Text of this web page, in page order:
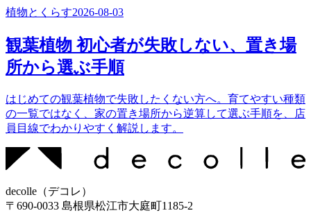
植物とくらす2026-08-03
観葉植物 初心者が失敗しない、置き場
所から選ぶ手順
はじめての観葉植物で失敗したくない方へ。育てやすい種類
の一覧ではなく、家の置き場所から逆算して選ぶ手順を、店
員目線でわかりやすく解説します。
decolle （デコレ ）
〒 690-0033 島根県松江市大庭町1185-2